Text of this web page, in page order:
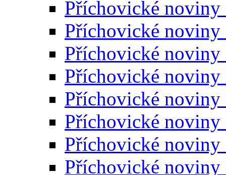
Příchovické noviny
Příchovické noviny
Příchovické noviny
Příchovické noviny
Příchovické noviny
Příchovické noviny
Příchovické noviny
Příchovické noviny